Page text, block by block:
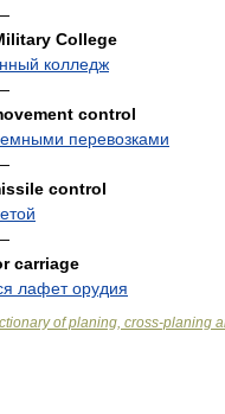
College
колледж
control
перевозками
control
carriage
лафет орудия
of planing, cross-planing